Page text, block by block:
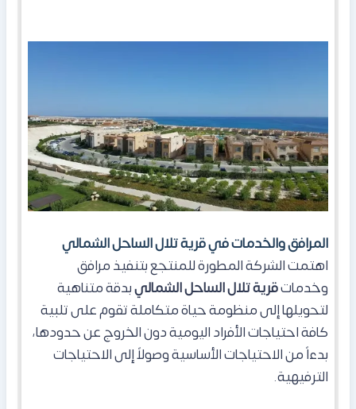
المرافق والخدمات في قرية تلال الساحل الشمالي
اهتمت الشركة المطورة للمنتجع بتنفيذ مرافق
وخدماتقرية تلال الساحل الشماليبدقة متناهية
لتحويلها إلى منظومة حياة متكاملة تقوم على تلبية
كافة احتياجات الأفراد اليومية دون الخروج عن حدودها،
بدءاً من الاحتياجات الأساسية وصولاً إلى الاحتياجات
الترفيهية.